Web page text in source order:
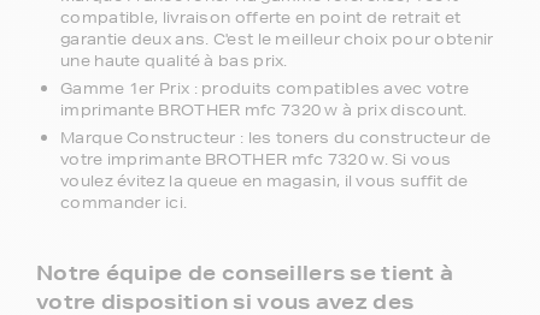
compatible, livraison offerte en point de retrait et
garantie deux ans. C'est le meilleur choix pour obtenir
une haute qualité à bas prix.
Gamme 1er Prix : produits compatibles avec votre
imprimante BROTHER mfc 7320 w à prix discount.
Marque Constructeur : les toners du constructeur de
votre imprimante BROTHER mfc 7320 w. Si vous
voulez évitez la queue en magasin, il vous suffit de
commander ici.
Notre équipe de conseillers se tient à
votre disposition si vous avez des